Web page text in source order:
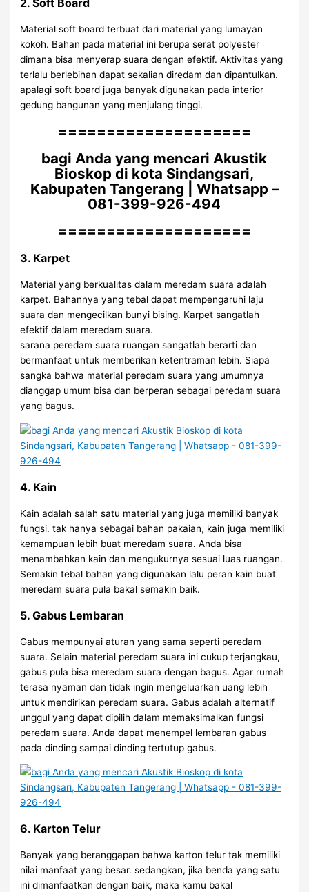
Material soft board terbuat dari material yang lumayan
kokoh. Bahan pada material ini berupa serat polyester
dimana bisa menyerap suara dengan efektif. Aktivitas yang
terlalu berlebihan dapat sekalian diredam dan dipantulkan.
apalagi soft board juga banyak digunakan pada interior
gedung bangunan yang menjulang tinggi.
====================
bagi Anda yang mencari Akustik
Bioskop di kota Sindangsari,
Kabupaten Tangerang | Whatsapp –
081-399-926-494
====================
3. Karpet
Material yang berkualitas dalam meredam suara adalah
karpet. Bahannya yang tebal dapat mempengaruhi laju
suara dan mengecilkan bunyi bising. Karpet sangatlah
efektif dalam meredam suara.
sarana peredam suara ruangan sangatlah berarti dan
bermanfaat untuk memberikan ketentraman lebih. Siapa
sangka bahwa material peredam suara yang umumnya
dianggap umum bisa dan berperan sebagai peredam suara
yang bagus.
4. Kain
Kain adalah salah satu material yang juga memiliki banyak
fungsi. tak hanya sebagai bahan pakaian, kain juga memiliki
kemampuan lebih buat meredam suara. Anda bisa
menambahkan kain dan mengukurnya sesuai luas ruangan.
Semakin tebal bahan yang digunakan lalu peran kain buat
meredam suara pula bakal semakin baik.
5. Gabus Lembaran
Gabus mempunyai aturan yang sama seperti peredam
suara. Selain material peredam suara ini cukup terjangkau,
gabus pula bisa meredam suara dengan bagus. Agar rumah
terasa nyaman dan tidak ingin mengeluarkan uang lebih
untuk mendirikan peredam suara. Gabus adalah alternatif
unggul yang dapat dipilih dalam memaksimalkan fungsi
peredam suara. Anda dapat menempel lembaran gabus
pada dinding sampai dinding tertutup gabus.
6. Karton Telur
Banyak yang beranggapan bahwa karton telur tak memiliki
nilai manfaat yang besar. sedangkan, jika benda yang satu
ini dimanfaatkan dengan baik, maka kamu bakal